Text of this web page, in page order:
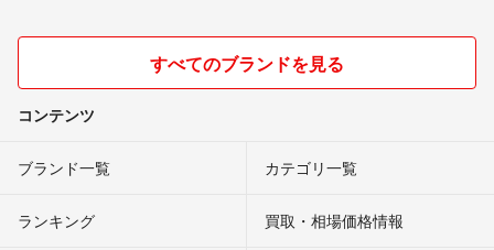
すべてのブランドを見る
コンテンツ
ブランド一覧 カテゴリ一覧
ランキング 買取・相場価格情報